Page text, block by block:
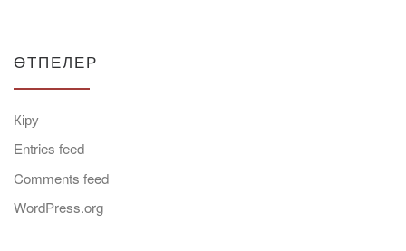
ӨТПЕЛЕР
Кіру
Entries feed
Comments feed
WordPress.org